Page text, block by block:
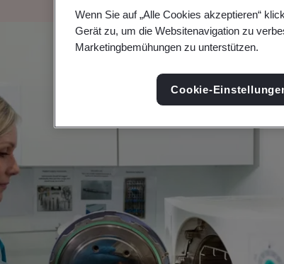
Wenn Sie auf „Alle Cookies akzeptieren“
Gerät zu, um die Websitenavigation zu
Marketingbemühungen zu unterstützen.
Cookie-